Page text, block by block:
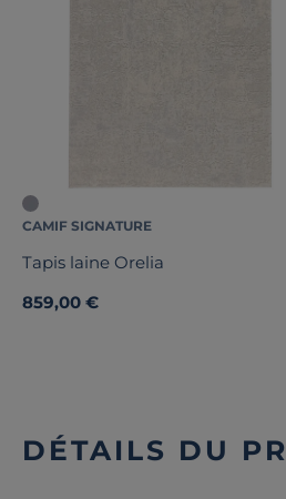
CAMIF SIGNATURE
Tapis laine Orelia
859,00 €
DÉTAILS DU